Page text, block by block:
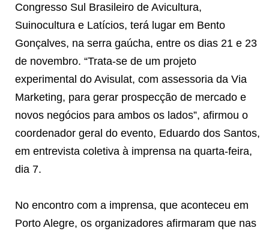
Congresso Sul Brasileiro de Avicultura,
Suinocultura e Latícios, terá lugar em Bento
Gonçalves, na serra gaúcha, entre os dias 21 e 23
de novembro. “Trata-se de um projeto
experimental do Avisulat, com assessoria da Via
Marketing, para gerar prospecção de mercado e
novos negócios para ambos os lados”, afirmou o
coordenador geral do evento, Eduardo dos Santos,
em entrevista coletiva à imprensa na quarta-feira,
dia 7.
No encontro com a imprensa, que aconteceu em
Porto Alegre, os organizadores afirmaram que nas